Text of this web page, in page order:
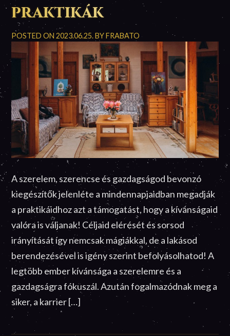
praktikák
POSTED ON2023.06.25.BYFRABATO
A szerelem, szerencse és gazdagságod bevonzó
kiegészítők jelenléte a mindennapjaidban megadják
a praktikáidhoz azt a támogatást, hogy a kívánságaid
valóra is váljanak! Céljaid elérését és sorsod
irányítását így nemcsak mágiákkal, de a lakásod
berendezésével is igény szerint befolyásolhatod! A
legtöbb ember kívánsága a szerelemre és a
gazdagságra fókuszál. Azután fogalmazódnak meg a
siker, a karrier […]